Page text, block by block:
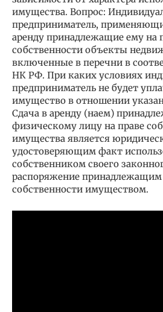
имущества. Вопрос:
предприниматель,
аренду принадлежащие ему на
собственности объекты
включенные в перечни в
НК РФ. При каких условиях
предприниматель не будет
имущество в отношении
Сдача в аренду (наем)
физическому лицу на праве
имущества является
удостоверяющим факт
собственником своего
распоряжение принадлежащим
собственности имуществом.